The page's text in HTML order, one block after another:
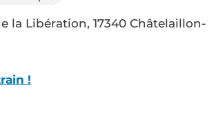
la Libération, 17340 Châtelaillon-
!
aux favoris